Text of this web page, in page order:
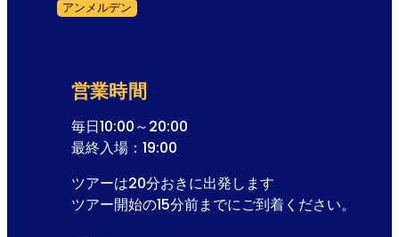
アンメルデン
営業時間
毎日10:00～20:00
最終入場：19:00
ツアーは20分おきに出発します
ツアー開始の15分前までにご到着ください。